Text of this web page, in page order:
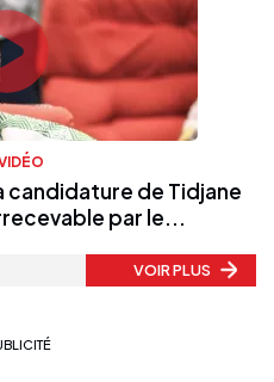
candidature de Tidjane
par le...
VOIR PLUS